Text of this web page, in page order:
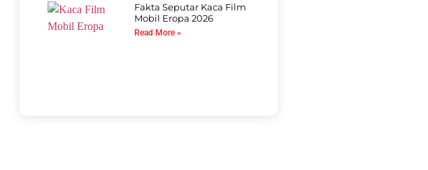
Fakta Seputar Kaca Film
Mobil Eropa 2026
Read More »